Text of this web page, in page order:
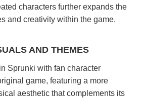
characters further expands the
and creativity within the game.
AND THEMES
Sprunki with fan character
game, featuring a more
aesthetic that complements its